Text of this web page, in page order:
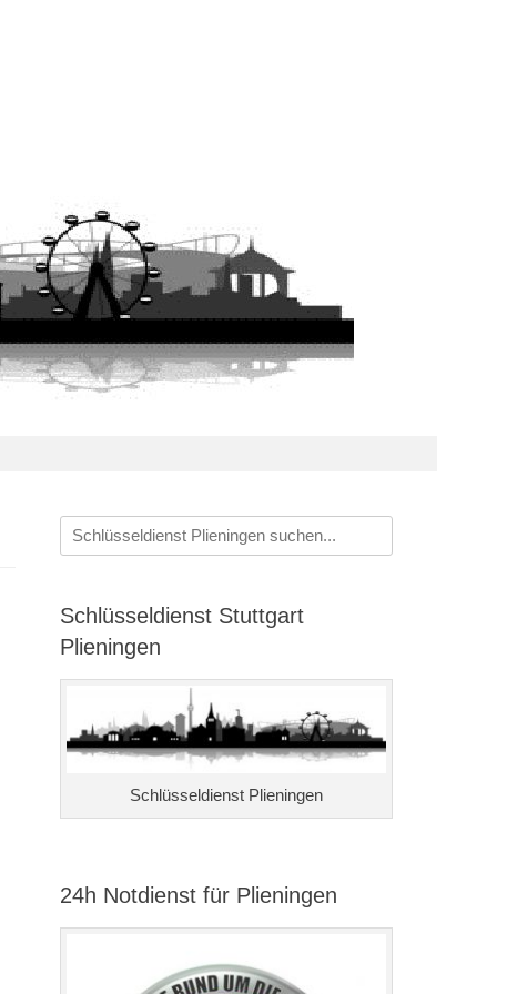
Suchen
nach:
Schlüsseldienst Stuttgart
Plieningen
Schlüsseldienst Plieningen
24h Notdienst für Plieningen